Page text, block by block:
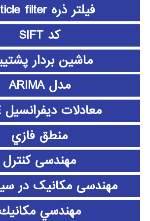
فیلتر ذره particle filter
کد SIFT
ماشین بردار
مدل ARIMA
معادلات دیفرانسیل ODE
منطق فازي
مهندسی کنترل
مهندسی مکانیک در
مهندسي